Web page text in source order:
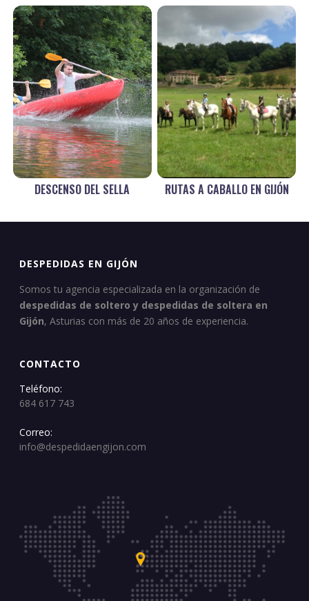
DESCENSO DEL SELLA RUTAS A CABALLO EN GIJÓN
DESPEDIDAS EN GIJÓN
Somos tu agencia especializada en la organización de
despedidas de soltero y despedidas de soltera en
Gijón, Asturias con más de 20 años de experiencia.
CONTACTO
Teléfono:
684 617 743
Correo:
info@despedidaengijon.com